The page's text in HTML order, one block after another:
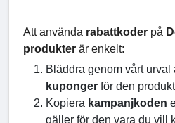
Att använda rabattkoder på
produkter är enkelt:
Bläddra genom vårt urval
kuponger för den
Kopiera kampanjkoden
gäller för den vara du vill